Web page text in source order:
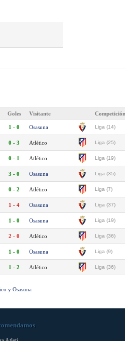
Goles Visitante Competición
1 - 0 Osasuna Liga (14)
0 - 3 Atlético Liga (25)
0 - 1 Atlético Liga (19)
3 - 0 Osasuna Liga (35)
0 - 2 Atlético Liga (7)
1 - 4 Osasuna Liga (37)
1 - 0 Osasuna Liga (19)
2 - 0 Atlético Liga (36)
1 - 0 Osasuna Liga (9)
1 - 2 Atlético Liga (36)
y Osasuna